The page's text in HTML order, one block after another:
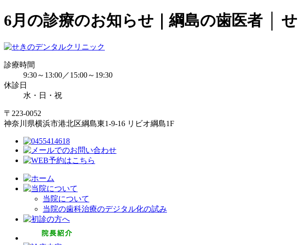
6月の診療のお知らせ｜綱島の歯医者 │
診療時間
9:30～13:00／15:00～19:30
休診日
水・日・祝
〒223-0052
神奈川県横浜市港北区綱島東1-9-16 リビオ綱島1F
当院について
当院の歯科治療のデジタル化の試み